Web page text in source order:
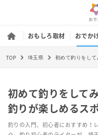
おもしろ取材 おでか
TOP 埼玉県
初めて釣りをして
釣りが楽しめるス
釣りの入門、初心者におすすめ！